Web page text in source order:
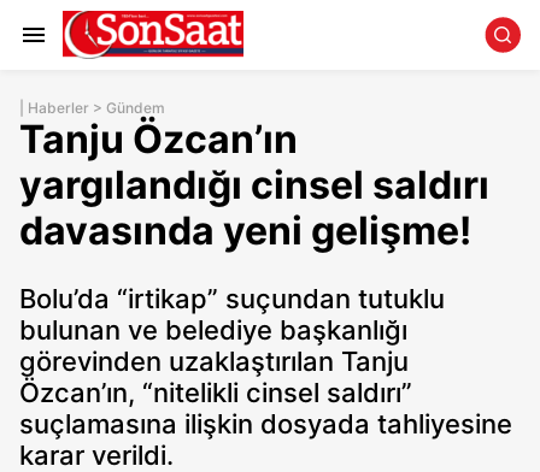
Haberler > Gündem
Tanju Özcan’ın
yargılandığı cinsel saldırı
davasında yeni gelişme!
Bolu’da “irtikap” suçundan tutuklu
bulunan ve belediye başkanlığı
görevinden uzaklaştırılan Tanju
Özcan’ın, “nitelikli cinsel saldırı”
suçlamasına ilişkin dosyada tahliyesine
karar verildi.